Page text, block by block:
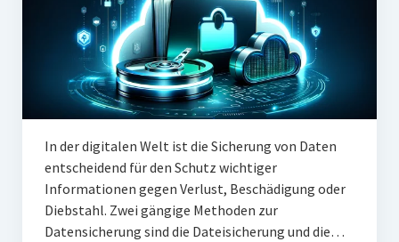
In der digitalen Welt ist die Sicherung von Daten
entscheidend für den Schutz wichtiger
Informationen gegen Verlust, Beschädigung oder
Diebstahl. Zwei gängige Methoden zur
Datensicherung sind die Dateisicherung und die…